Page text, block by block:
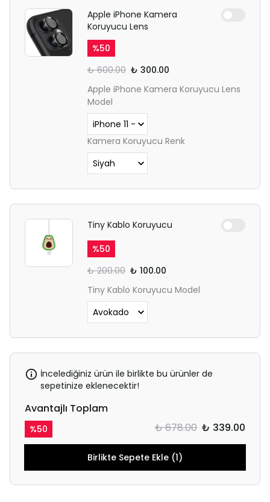
Apple iPhone Kamera
Koruyucu Lens
%50
₺ 600.00 ₺ 300.00
Apple iPhone Kamera Koruyucu Lens
Model
Kamera Koruyucu Renk
Tiny Kablo Koruyucu
%50
₺ 200.00 ₺ 100.00
Tiny Kablo Koruyucu Model
İncelediğiniz ürün ile birlikte bu ürünler de
sepetinize eklenecektir!
Avantajlı Toplam
%50 ₺ 678.00 ₺ 339.00
Birlikte Sepete Ekle (1)